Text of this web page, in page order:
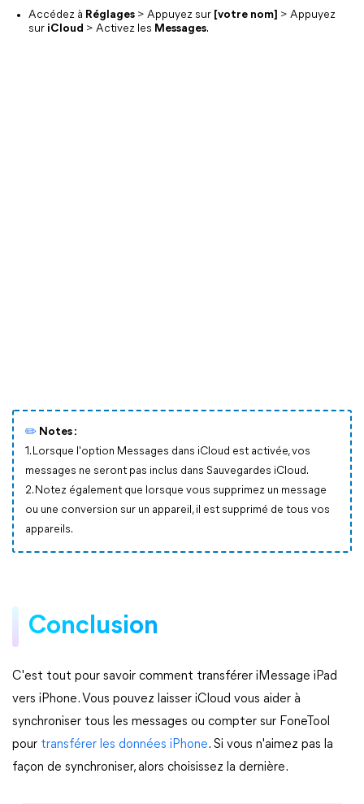
Accédez à Réglages > Appuyez sur [votre nom] > Appuyez
sur iCloud > Activez les Messages.
✏️ Notes :
1. Lorsque l'option Messages dans iCloud est activée, vos
messages ne seront pas inclus dans Sauvegardes iCloud.
2. Notez également que lorsque vous supprimez un message
ou une conversion sur un appareil, il est supprimé de tous vos
appareils.
Conclusion
C'est tout pour savoir comment transférer iMessage iPad
vers iPhone. Vous pouvez laisser iCloud vous aider à
synchroniser tous les messages ou compter sur FoneTool
pour transférer les données iPhone. Si vous n'aimez pas la
façon de synchroniser, alors choisissez la dernière.